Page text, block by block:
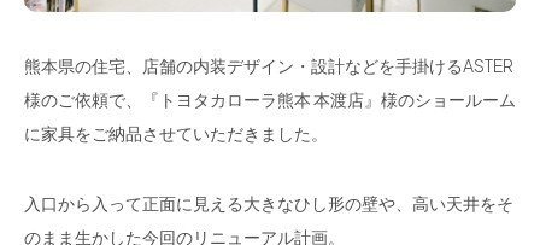
熊本県の住宅、店舗の内装デザイン・設計などを手掛けるASTER
様のご依頼で、『トヨタカローラ熊本 本渡店』様のショールーム
に家具をご納品させていただきました。
入口から入って正面に見える大きなひし形の壁や、高い天井をそ
のまま生かした今回のリニューアル計画。